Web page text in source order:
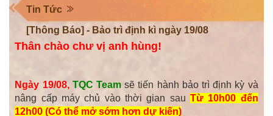
Tin Tức
[Thông Báo] - Bảo trì định kì ngày 19/08
Thân chào chư vị anh hùng!
Ngày 19/08, TQC Teamsẽ tiến hành bảo trì định kỳ và
nâng cấp máy chủ vào thời gian sau Từ 10h00 đến
12h00 (Có thể mở sớm hơn dự kiến)